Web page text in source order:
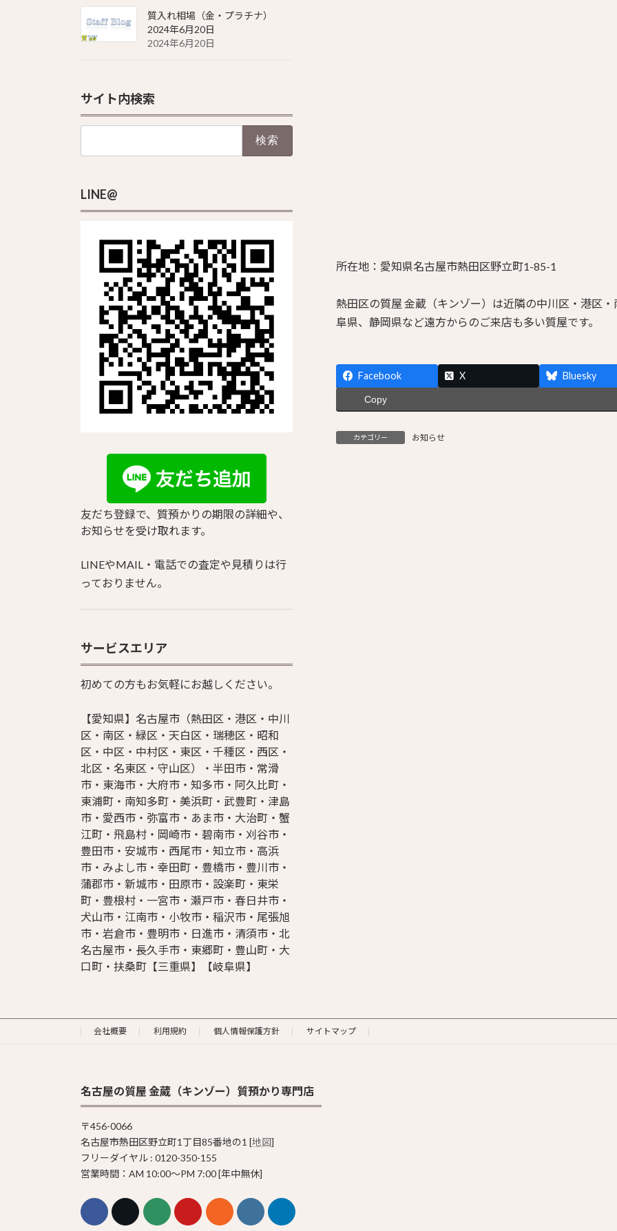
所在地：愛知県名古屋市熱田区野立町1-85-1
熱田区の質屋 金蔵（キンゾー）は近隣の中川区・港区
阜県、静岡県など遠方からのご来店も多い質屋です。
Facebook X Bluesky
Copy
カテゴリー お知らせ
質入れ相場（金・プラチナ）
2024年6月20日
2024年6月20日
サイト内検索
LINE@
友だち登録で、質預かりの期限の詳細や、
お知らせを受け取れます。
LINEやMAIL・電話での査定や見積りは行
っておりません。
サービスエリア
初めての方もお気軽にお越しください。
【愛知県】名古屋市（熱田区・港区・中川
区・南区・緑区・天白区・瑞穂区・昭和
区・中区・中村区・東区・千種区・西区・
北区・名東区・守山区）・半田市・常滑
市・東海市・大府市・知多市・阿久比町・
東浦町・南知多町・美浜町・武豊町・津島
市・愛西市・弥富市・あま市・大治町・蟹
江町・飛島村・岡崎市・碧南市・刈谷市・
豊田市・安城市・西尾市・知立市・高浜
市・みよし市・幸田町・豊橋市・豊川市・
蒲郡市・新城市・田原市・設楽町・東栄
町・豊根村・一宮市・瀬戸市・春日井市・
犬山市・江南市・小牧市・稲沢市・尾張旭
市・岩倉市・豊明市・日進市・清須市・北
名古屋市・長久手市・東郷町・豊山町・大
口町・扶桑町【三重県】【岐阜県】
会社概要 利用規約 個人情報保護方針 サイトマップ
名古屋の質屋 金蔵（キンゾー）質預かり専門店
〒456-0066
名古屋市熱田区野立町1丁目85番地の1 [地図]
フリーダイヤル : 0120-350-155
営業時間：AM 10:00〜PM 7:00 [年中無休]